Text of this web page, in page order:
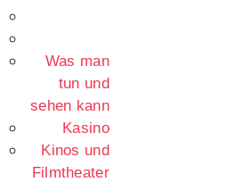
Was man
tun und
sehen kann
Kasino
Kinos und
Filmtheater